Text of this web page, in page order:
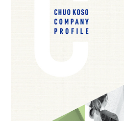
私たちについて
コンセプト 私たちの想い 企
アクセス
イベントグラ